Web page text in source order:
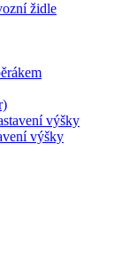
židle
výšky
výšky